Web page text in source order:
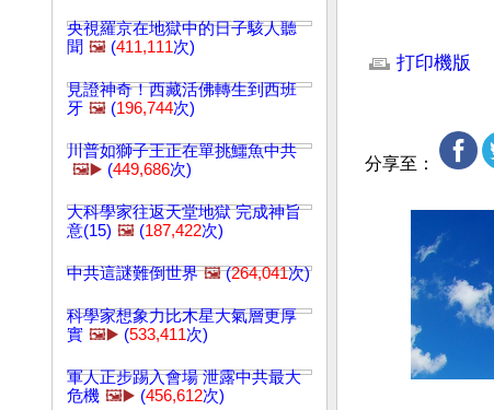
央視羅京在地獄中的日子駭人聽
聞 🖼️ (411,111次)
見證神奇！西藏活佛轉生到西班
牙 🖼️ (196,744次)
川普如獅子王正在單挑鱷魚中共
🖼️▶️ (449,686次)
大科學家往返天堂地獄 完成神旨
意(15) 🖼️ (187,422次)
中共這謎難倒世界 🖼️(264,041次)
科學家想象力比木星大氣層更厚
實 🖼️▶️ (533,411次)
軍人正步踢入會場 泄露中共最大
危機 🖼️▶️ (456,612次)
打印機版
分享至：